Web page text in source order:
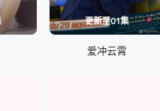
更新至01集
爱冲云霄